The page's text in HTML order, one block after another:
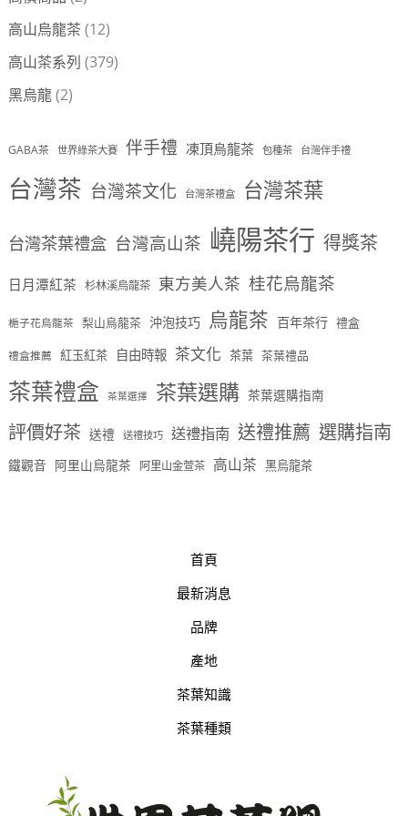
高山烏龍茶 (12)
高山茶系列 (379)
黑烏龍(2)
GABA茶 世界綠茶大賽 伴手禮 凍頂烏龍茶 包種茶 台灣伴手禮
台灣茶 台灣茶文化 台灣茶禮盒 台灣茶葉
台灣茶葉禮盒 台灣高山茶 嶢陽茶行 得獎茶
日月潭紅茶 杉林溪烏龍茶 東方美人茶 桂花烏龍茶
梔子花烏龍茶 梨山烏龍茶 沖泡技巧 烏龍茶 百年茶行 禮盒
禮盒推薦 紅玉紅茶 自由時報 茶文化 茶葉 茶葉禮品
茶葉禮盒 茶葉選擇 茶葉選購 茶葉選購指南
評價好茶 送禮 送禮技巧 送禮指南 送禮推薦 選購指南
鐵觀音 阿里山烏龍茶 阿里山金萱茶 高山茶 黑烏龍茶
首頁
最新消息
品牌
產地
茶葉知識
茶葉種類